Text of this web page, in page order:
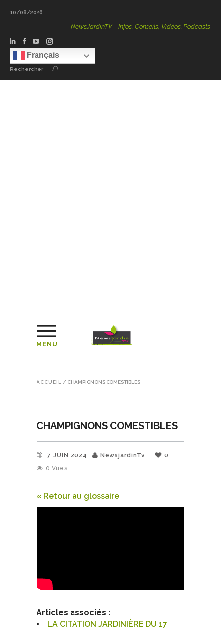
10/08/2026
NewsJardinTV – Infos, Conseils, Vidéos, Podcasts – 100
Français
Rechercher
MENU
ACCUEIL / CHAMPIGNONS COMESTIBLES
CHAMPIGNONS COMESTIBLES
7 JUIN 2024 NewsjardinTv
0
0 Vues
« Retour au glossaire
Articles associés :
LA CITATION JARDINIÈRE DU 17